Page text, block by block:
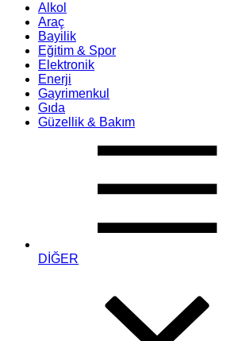
Alkol
Araç
Bayilik
Eğitim & Spor
Elektronik
Enerji
Gayrimenkul
Gıda
Güzellik & Bakım
DİĞER